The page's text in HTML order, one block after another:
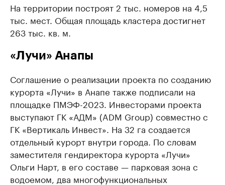
На территории построят 2 тыс. номеров на 4,5
тыс. мест. Общая площадь кластера достигнет
263 тыс. кв. м.
«Лучи» Анапы
Соглашение о реализации проекта по созданию
курорта «Лучи» в Анапе также подписали на
площадке ПМЭФ-2023. Инвесторами проекта
выступают ГК «АДМ» (ADM Group) совместно с
ГК «Вертикаль Инвест». На 32 га создается
отдельный курорт внутри города. По словам
заместителя гендиректора курорта «Лучи»
Ольги Нарт, в его составе — парковая зона с
водоемом, два многофункциональных